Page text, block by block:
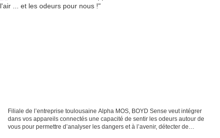
Filiale de l’entreprise toulousaine Alpha MOS, BOYD Sense veut intégrer
dans vos appareils connectés une capacité de sentir les odeurs autour de
vous pour permettre d’analyser les dangers et à l’avenir, détecter de